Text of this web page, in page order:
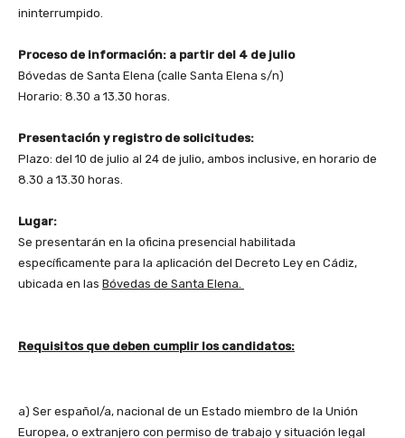
ininterrumpido.
Proceso de información: a partir del 4 de julio
Bóvedas de Santa Elena (calle Santa Elena s/n)
Horario: 8.30 a 13.30 horas.
Presentación y registro de solicitudes:
Plazo: del 10 de julio al 24 de julio, ambos inclusive, en horario de
8.30 a 13.30 horas.
Lugar:
Se presentarán en la oficina presencial habilitada
específicamente para la aplicación del Decreto Ley en Cádiz,
ubicada en las Bóvedas de Santa Elena.
Requisitos que deben cumplir los candidatos:
a) Ser español/a, nacional de un Estado miembro de la Unión
Europea, o extranjero con permiso de trabajo y situación legal